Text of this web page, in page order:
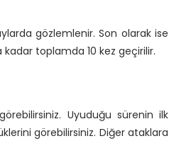
gözlemlenir. Son olarak ise
toplamda 10 kez geçirilir.
Uyuduğu sürenin ilk
görebilirsiniz. Diğer ataklara